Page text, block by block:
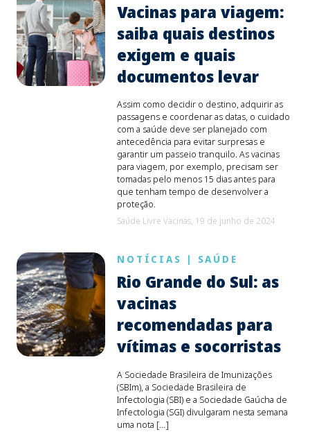
Vacinas para viagem:
saiba quais destinos
exigem e quais
documentos levar
Assim como decidir o destino, adquirir as
passagens e coordenar as datas, o cuidado
com a saúde deve ser planejado com
antecedência para evitar surpresas e
garantir um passeio tranquilo. As vacinas
para viagem, por exemplo, precisam ser
tomadas pelo menos 15 dias antes para
que tenham tempo de desenvolver a
proteção.
Saúde Livre Vacinas, 19 de junho de 2024
NOTÍCIAS | SAÚDE
Rio Grande do Sul: as
vacinas
recomendadas para
vítimas e socorristas
A Sociedade Brasileira de Imunizações
(SBIm), a Sociedade Brasileira de
Infectologia (SBI) e a Sociedade Gaúcha de
Infectologia (SGI) divulgaram nesta semana
uma nota […]